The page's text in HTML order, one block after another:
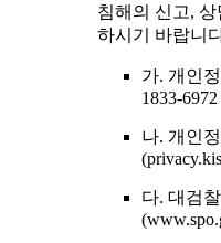
침해의 신고,
하시기 바랍니
가. 개인
1833-
나. 개인
다. 대검